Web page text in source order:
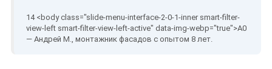
— Андрей М., монтажник фасадов с опытом 8 лет.